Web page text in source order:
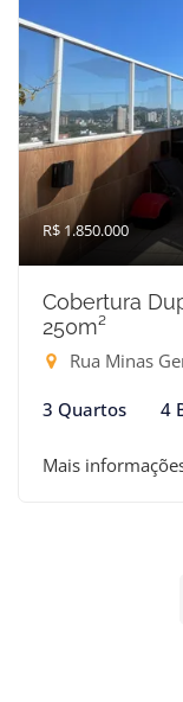
R$ 1.850.000
Cobertura
250m²
Rua Minas
3 Quartos 4
Mais